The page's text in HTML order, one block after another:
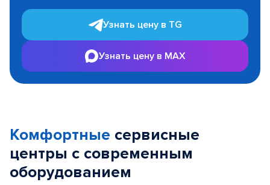
Узнать цену в TG
Узнать цену в MAX
Комфортные сервисные
центры с современным
оборудованием